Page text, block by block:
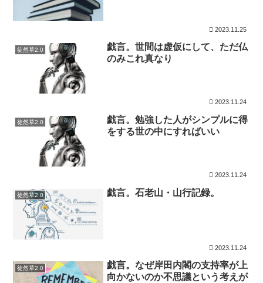
2023.11.25
徒然草2.0
戯言。世間は虚仮にして、ただ仏
のみこれ真なり
2023.11.24
徒然草2.0
戯言。勉強した人がシンプルに得
をする世の中にすればいい
2023.11.24
徒然草2.0 戯言。石老山・山行記録。
2023.11.24
徒然草2.0
戯言。なぜ岸田内閣の支持率が上
向かないのか不思議という考えが